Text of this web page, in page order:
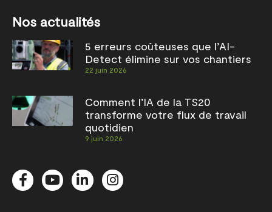
Nos actualités
5 erreurs coûteuses que l’AI-
Detect élimine sur vos chantiers
22 juin 2026
Comment l’IA de la TS20
transforme votre flux de travail
quotidien
9 juin 2026